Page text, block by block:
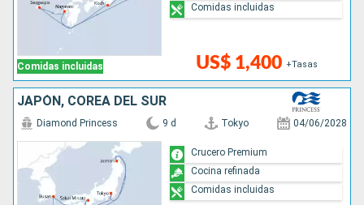
Comidas incluidas US$ 1,400 +Tasas
Comidas incluidas
JAPÓN, COREA DEL SUR
Diamond Princess 9 d Tokyo 04/06/2028
Crucero Premium
Cocina refinada
Comidas incluidas